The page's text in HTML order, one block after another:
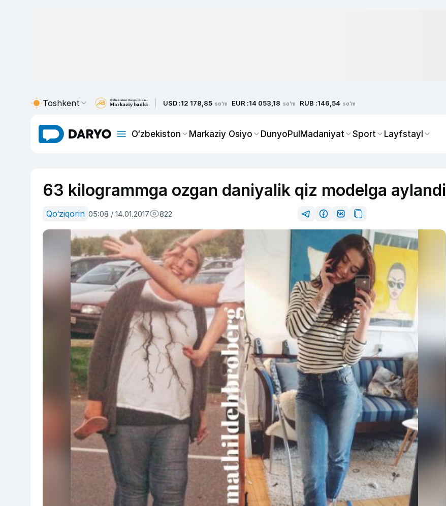
Toshkent USD :12 178,85 so'm EUR :14 053,18 so'm RUB :146,54 so'm
O‘zbekiston Markaziy Osiyo DunyoPulMadaniyat Sport Layfstayl
63 kilogrammga ozgan daniyalik qiz modelga aylandi
Qo‘ziqorin 05:08 / 14.01.2017 822